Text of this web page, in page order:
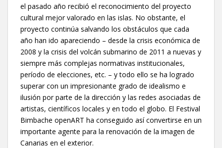
el pasado año recibió el reconocimiento del proyecto
cultural mejor valorado en las islas. No obstante, el
proyecto continúa salvando los obstáculos que cada
año han ido apareciendo – desde la crisis económica de
2008 y la crisis del volcán submarino de 2011 a nuevas y
siempre más complejas normativas institucionales,
período de elecciones, etc. – y todo ello se ha logrado
superar con un impresionante grado de idealismo e
ilusión por parte de la dirección y las redes asociadas de
artistas, científicos locales y en todo el globo. El Festival
Bimbache openART ha conseguido así convertirse en un
importante agente para la renovación de la imagen de
Canarias en el exterior.